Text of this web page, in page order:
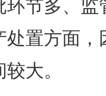
环节多、
处置方面
大。